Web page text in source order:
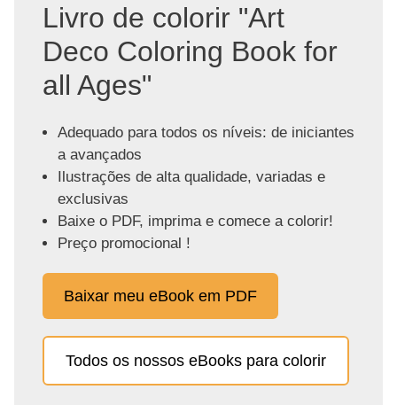
Livro de colorir "Art
Deco Coloring Book for
all Ages"
Adequado para todos os níveis: de iniciantes
a avançados
Ilustrações de alta qualidade, variadas e
exclusivas
Baixe o PDF, imprima e comece a colorir!
Preço promocional !
Baixar meu eBook em PDF
Todos os nossos eBooks para colorir